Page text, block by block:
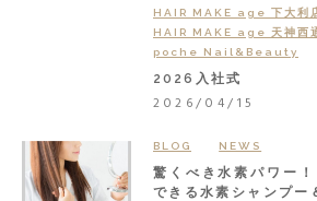
HAIR MAKE age 下大利
HAIR MAKE age 天神西
poche Nail&Beauty
2026入社式
2026/04/15
BLOG NEWS
驚くべき水素パワー
できる水素シャンプー